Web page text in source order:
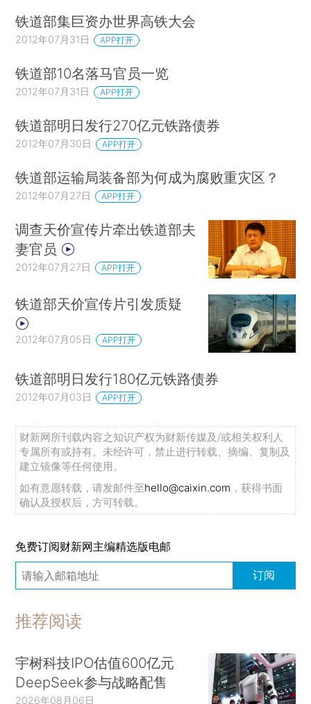
铁道部集巨资办世界高铁大会
2012年07月31日 APP打开
铁道部10名落马官员一览
2012年07月31日 APP打开
铁道部明日发行270亿元铁路债券
2012年07月30日 APP打开
铁道部运输局装备部为何成为腐败重灾区？
2012年07月27日 APP打开
调查天价宣传片牵出铁道部夫
妻官员
2012年07月27日 APP打开
铁道部天价宣传片引发质疑
2012年07月05日 APP打开
铁道部明日发行180亿元铁路债券
2012年07月03日 APP打开
财新网所刊载内容之知识产权为财新传媒及/或相关权利人
专属所有或持有。未经许可，禁止进行转载、摘编、复制及
建立镜像等任何使用。
如有意愿转载，请发邮件至hello@caixin.com ，获得书面
确认及授权后，方可转载。
免费订阅财新网主编精选版电邮
订阅
推荐阅读
宇树科技IPO估值600亿元
DeepSeek参与战略配售
2026年08月06日